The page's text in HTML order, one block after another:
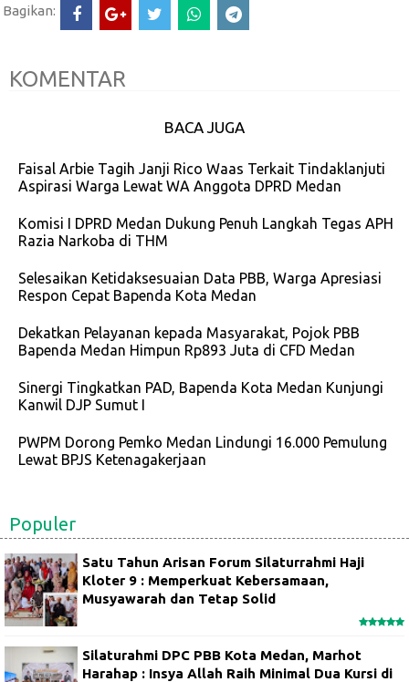
Bagikan:
KOMENTAR
BACA JUGA
Faisal Arbie Tagih Janji Rico Waas Terkait Tindaklanjuti
Aspirasi Warga Lewat WA Anggota DPRD Medan
Komisi I DPRD Medan Dukung Penuh Langkah Tegas APH
Razia Narkoba di THM
Selesaikan Ketidaksesuaian Data PBB, Warga Apresiasi
Respon Cepat Bapenda Kota Medan
Dekatkan Pelayanan kepada Masyarakat, Pojok PBB
Bapenda Medan Himpun Rp893 Juta di CFD Medan
Sinergi Tingkatkan PAD, Bapenda Kota Medan Kunjungi
Kanwil DJP Sumut I
PWPM Dorong Pemko Medan Lindungi 16.000 Pemulung
Lewat BPJS Ketenagakerjaan
Populer
Satu Tahun Arisan Forum Silaturrahmi Haji
Kloter 9 : Memperkuat Kebersamaan,
Musyawarah dan Tetap Solid
Silaturahmi DPC PBB Kota Medan, Marhot
Harahap : Insya Allah Raih Minimal Dua Kursi di